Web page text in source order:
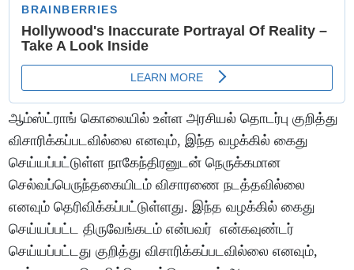
ஆம்ஸ்ட்ராங் கொலையில் உள்ள அரசியல் தொடர்பு குறித்து
விசாரிக்கப்படவில்லை எனவும், இந்த வழக்கில் கைது
செய்யப்பட்டுள்ள நாகேந்திரனுடன் நெருக்கமான
செல்வப்பெருந்தகையிடம் விசாரணை நடத்தவில்லை
எனவும் தெரிவிக்கப்பட்டுள்ளது. இந்த வழக்கில் கைது
செய்யப்பட்ட திருவேங்கடம் என்பவர் என்கவுண்டர்
செய்யப்பட்டது குறித்து விசாரிக்கப்படவில்லை எனவும்,